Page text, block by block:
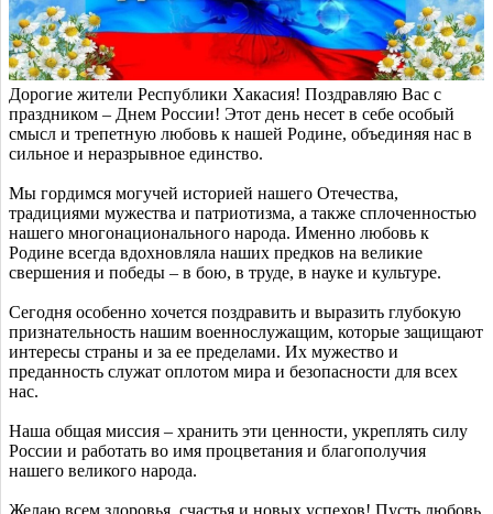
Дорогие жители Республики Хакасия! Поздравляю Вас с
праздником – Днем России! Этот день несет в себе особый
смысл и трепетную любовь к нашей Родине, объединяя нас в
сильное и неразрывное единство.
Мы гордимся могучей историей нашего Отечества,
традициями мужества и патриотизма, а также сплоченностью
нашего многонационального народа. Именно любовь к
Родине всегда вдохновляла наших предков на великие
свершения и победы – в бою, в труде, в науке и культуре.
Сегодня особенно хочется поздравить и выразить глубокую
признательность нашим военнослужащим, которые защищают
интересы страны и за ее пределами. Их мужество и
преданность служат оплотом мира и безопасности для всех
нас.
Наша общая миссия – хранить эти ценности, укреплять силу
России и работать во имя процветания и благополучия
нашего великого народа.
Желаю всем здоровья, счастья и новых успехов! Пусть любовь